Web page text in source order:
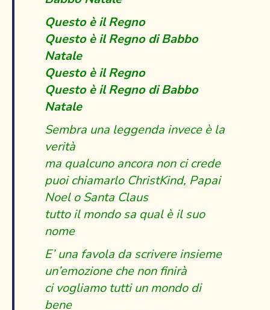
Questo è il Regno
Questo è il Regno di Babbo
Natale
Questo è il Regno
Questo è il Regno di Babbo
Natale
Sembra una leggenda invece è la
verità
ma qualcuno ancora non ci crede
puoi chiamarlo ChristKind, Papai
Noel o Santa Claus
tutto il mondo sa qual è il suo
nome
E’ una favola da scrivere insieme
un’emozione che non finirà
ci vogliamo tutti un mondo di
bene